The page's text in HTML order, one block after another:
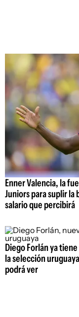
Enner Valencia, la
Juniors para suplir la
salario que percibirá
Diego Forlán ya
la selección
podrá ver